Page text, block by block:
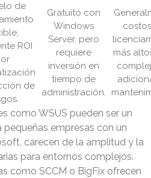
de
ROI
de
Gratuito con
Windows
Server, pero
requiere
inversión en
tiempo de
administración.
más
como WSUS pueden ser un
empresas con un
carecen de la amplitud y la
para entornos complejos.
como SCCM o BigFix ofrecen